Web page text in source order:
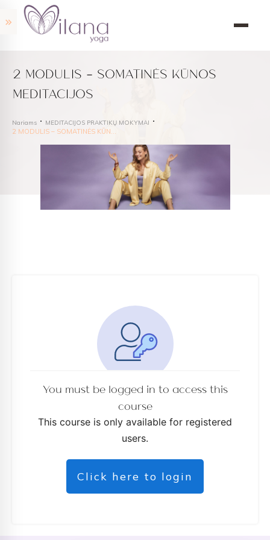
2 MODULIS – SOMATINĖS KŪNOS
MEDITACIJOS
Nariams MEDITACIJOS PRAKTIKŲ MOKYMAI
2 MODULIS – SOMATINĖS KŪNOS MEDITACIJOS
You must be logged in to access this
course
This course is only available for registered
users.
Click here to login